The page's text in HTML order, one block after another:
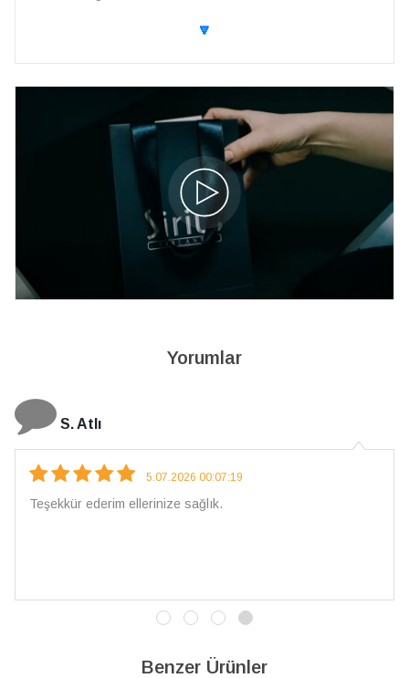
🔽
Yorumlar
Çarpıcı ve olağanüstü bir işçilikle
Benzer Ürünler